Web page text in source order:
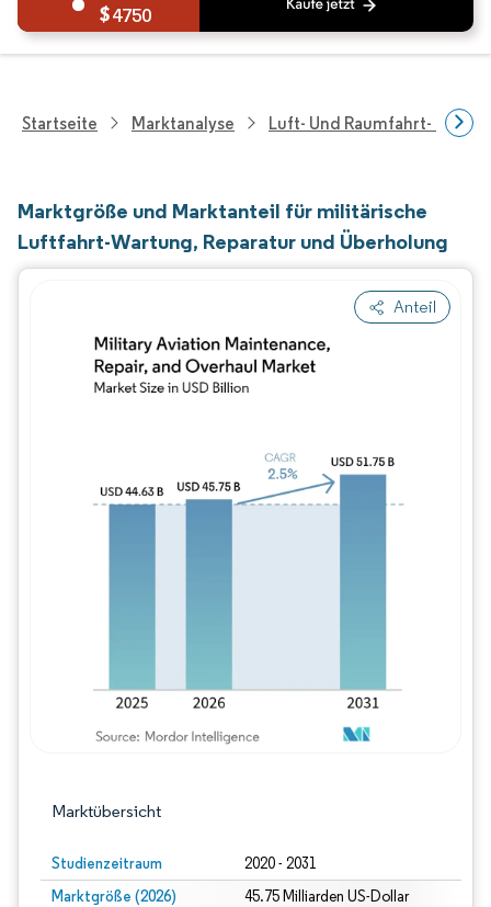
4750
Startseite Marktanalyse Luft- Und Raumfahrt- Und
Marktgröße und Marktanteil für militärische
Luftfahrt-Wartung, Reparatur und Überholung
Anteil
Marktübersicht
Studienzeitraum 2020 - 2031
Marktgröße (2026) 45.75 Milliarden US-Dollar